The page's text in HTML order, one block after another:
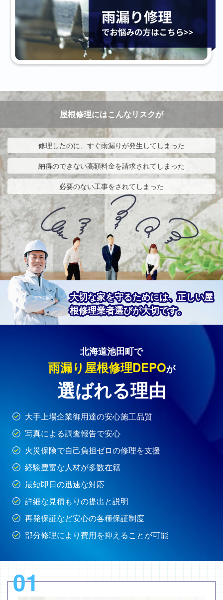
屋根修理にはこんなリスクが
修理したのに、すぐ雨漏りが発生してしまった
納得のできない高額料金を請求されてしまった
必要のない工事をされてしまった
大切な家を守るためには、正しい屋
根修理業者選びが大切です。
北海道池田町で
雨漏り屋根修理DEPOが
選ばれる理由
大手上場企業御用達の安心施工品質
写真による調査報告で安心
火災保険で自己負担ゼロの修理を支援
経験豊富な人材が多数在籍
最短即日の迅速な対応
詳細な見積もりの提出と説明
再発保証など安心の各種保証制度
部分修理により費用を抑えることが可能
01